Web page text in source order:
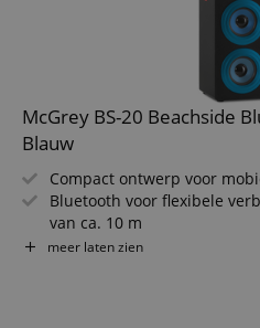
McGrey BS-20 Beachside
Blauw
Compact ontwerp voor
Bluetooth voor flexibele
van ca. 10 m
Twee 3" luidsprekers met
USB/SD-slots voor MP3-
Geïntegreerde FM-radio
Inclusief IR-
meer laten zien